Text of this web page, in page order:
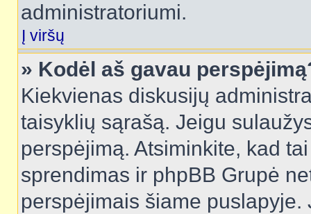
administratoriumi.
Į viršų
» Kodėl aš gavau
Kiekvienas diskusijų
taisyklių sąrašą. Jeigu
perspėjimą. Atsiminkite, kad
sprendimas ir phpBB Grupė
perspėjimais šiame